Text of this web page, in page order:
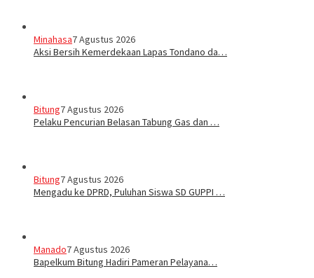
Minahasa7 Agustus 2026
Aksi Bersih Kemerdekaan Lapas Tondano da…
Bitung7 Agustus 2026
Pelaku Pencurian Belasan Tabung Gas dan …
Bitung7 Agustus 2026
Mengadu ke DPRD, Puluhan Siswa SD GUPPI …
Manado7 Agustus 2026
‎Bapelkum Bitung Hadiri Pameran Pelayana…